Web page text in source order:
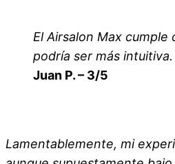
El Airsalon Max
podría ser más
Juan P. – 3/5
Lamentablemente, mi